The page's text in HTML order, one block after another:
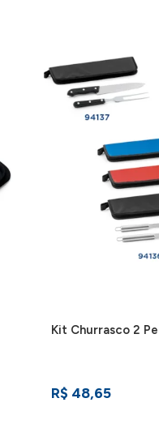
Kit Churrasco 2
R$ 48,65